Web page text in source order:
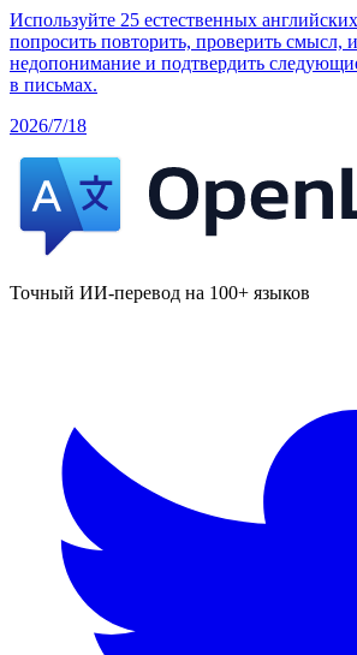
Используйте 25 естественных
попросить повторить, проверить смысл,
недопонимание и подтвердить
в письмах.
2026/7/18
Точный ИИ-перевод на 100+ языков